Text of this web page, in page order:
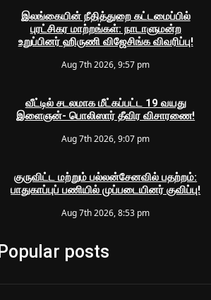
இலங்கையின் நீதித்துறை கட்டமைப்பில்
புரட்சிகர மாற்றங்கள்: நாடாளுமன்ற
உறுப்பினர் ஹிருணி விஜேசிங்க விவரிப்பு!
Aug 7th 2026, 9:57 pm
வீட்டில் சடலமாக மீட்கப்பட்ட 19 வயது
இளைஞன்- பொலிஸார் தீவிர விசாரணை!
Aug 7th 2026, 9:07 pm
குருவிட்ட மற்றும் பல்லன்சேனவில் பதற்றம்:
பாதுகாப்புப் பணியில் முப்படையினர் குவிப்பு!
Aug 7th 2026, 8:53 pm
Popular posts